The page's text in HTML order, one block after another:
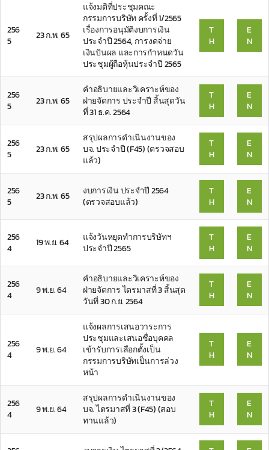
256
5
23 ก.พ. 65
แจ้งมติที่ประชุมคณะ
กรรมการบริษัท ครั้งที่ 1/2565
เรื่องการอนุมัติงบการเงิน
ประจำปี 2564, การงดจ่าย
เงินปันผล และการกำหนดวัน
ประชุมผู้ถือหุ้นประจำปี 2565
T
H
E
N
256
5
23 ก.พ. 65
คำอธิบายและวิเคราะห์ของ
ฝ่ายจัดการ ประจำปี สิ้นสุดวัน
ที่ 31 ธ.ค. 2564
T
H
E
N
256
5
23 ก.พ. 65
สรุปผลการดำเนินงานของ
บจ. ประจำปี (F45) (ตรวจสอบ
แล้ว)
T
H
E
N
256
5
23 ก.พ. 65
งบการเงิน ประจำปี 2564
(ตรวจสอบแล้ว)
T
H
E
N
256
4
19 พ.ย. 64
แจ้งวันหยุดทำการบริษัทฯ
ประจำปี 2565
T
H
E
N
256
4
9 พ.ย. 64
คำอธิบายและวิเคราะห์ของ
ฝ่ายจัดการ ไตรมาสที่ 3 สิ้นสุด
วันที่ 30 ก.ย. 2564
T
H
E
N
256
4
9 พ.ย. 64
แจ้งผลการเสนอวาระการ
ประชุมและเสนอชื่อบุคคล
เข้ารับการเลือกตั้งเป็น
กรรมการบริษัทเป็นการล่วง
หน้า
T
H
E
N
256
4
9 พ.ย. 64
สรุปผลการดำเนินงานของ
บจ. ไตรมาสที่ 3 (F45) (สอบ
ทานแล้ว)
T
H
E
N